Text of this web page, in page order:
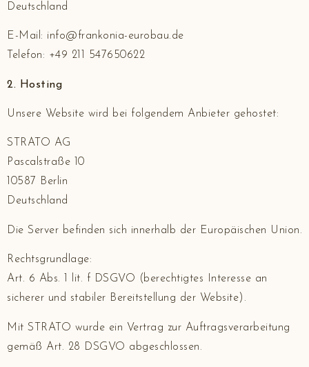
Deutschland
E-Mail: info@frankonia-eurobau.de
Telefon: +49 211 547650622
2. Hosting
Unsere Website wird bei folgendem Anbieter gehostet:
STRATO AG
Pascalstraße 10
10587 Berlin
Deutschland
Die Server befinden sich innerhalb der Europäischen Union.
Rechtsgrundlage:
Art. 6 Abs. 1 lit. f DSGVO (berechtigtes Interesse an
sicherer und stabiler Bereitstellung der Website).
Mit STRATO wurde ein Vertrag zur Auftragsverarbeitung
gemäß Art. 28 DSGVO abgeschlossen.